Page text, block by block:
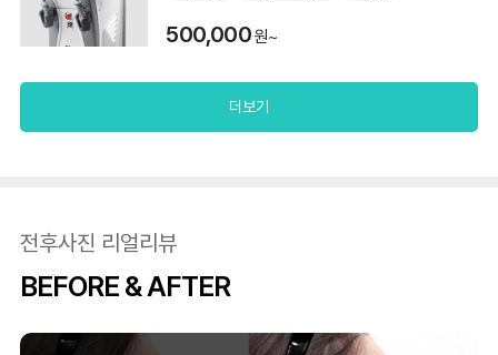
500,000원~
더보기
전후사진 리얼리뷰
BEFORE & AFTER